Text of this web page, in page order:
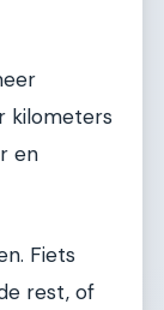
kilometers
en
Fiets
rest, of